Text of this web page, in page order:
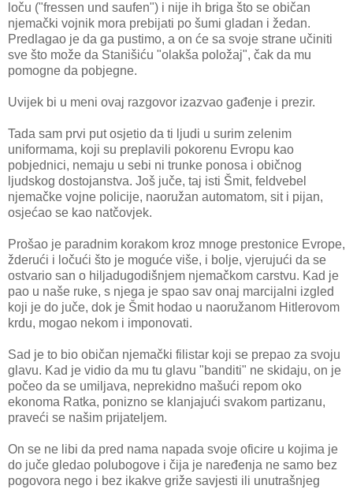
loču ("fressen und saufen") i nije ih briga što se običan
njemački vojnik mora prebijati po šumi gladan i žedan.
Predlagao je da ga pustimo, a on će sa svoje strane učiniti
sve što može da Stanišiću "olakša položaj", čak da mu
pomogne da pobjegne.
Uvijek bi u meni ovaj razgovor izazvao gađenje i prezir.
Tada sam prvi put osjetio da ti ljudi u surim zelenim
uniformama, koji su preplavili pokorenu Evropu kao
pobjednici, nemaju u sebi ni trunke ponosa i običnog
ljudskog dostojanstva. Još juče, taj isti Šmit, feldvebel
njemačke vojne policije, naoružan automatom, sit i pijan,
osjećao se kao natčovjek.
Prošao je paradnim korakom kroz mnoge prestonice Evrope,
žderući i ločući što je moguće više, i bolje, vjerujući da se
ostvario san o hiljadugodišnjem njemačkom carstvu. Kad je
pao u naše ruke, s njega je spao sav onaj marcijalni izgled
koji je do juče, dok je Šmit hodao u naoružanom Hitlerovom
krdu, mogao nekom i imponovati.
Sad je to bio običan njemački filistar koji se prepao za svoju
glavu. Kad je vidio da mu tu glavu "banditi" ne skidaju, on je
počeo da se umiljava, neprekidno mašući repom oko
ekonoma Ratka, ponizno se klanjajući svakom partizanu,
praveći se našim prijateljem.
On se ne libi da pred nama napada svoje oficire u kojima je
do juče gledao polubogove i čija je naređenja ne samo bez
pogovora nego i bez ikakve griže savjesti ili unutrašnjeg